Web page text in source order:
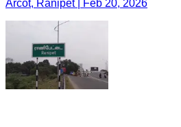
Arcot, Ranipet | Feb 20, 2026